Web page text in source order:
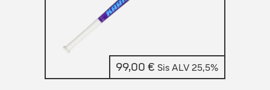
99,00 € Sis ALV 25,5%